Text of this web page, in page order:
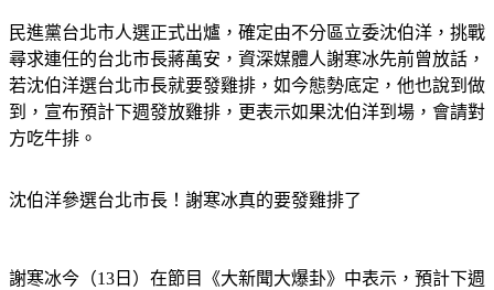
民進黨台北市人選正式出爐，確定由不分區立委沈伯洋，挑戰
尋求連任的台北市長蔣萬安，資深媒體人謝寒冰先前曾放話，
若沈伯洋選台北市長就要發雞排，如今態勢底定，他也說到做
到，宣布預計下週發放雞排，更表示如果沈伯洋到場，會請對
方吃牛排。
沈伯洋參選台北市長！謝寒冰真的要發雞排了
謝寒冰今（13日）在節目《大新聞大爆卦》中表示，預計下週